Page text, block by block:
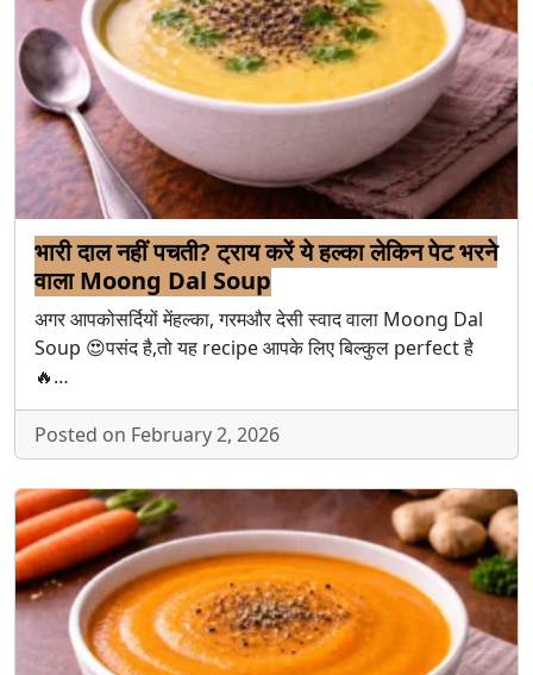
भारी दाल नहीं पचती? ट्राय करें ये हल्का लेकिन पेट भरने
वाला Moong Dal Soup
अगर आपकोसर्दियों मेंहल्का, गरमऔर देसी स्वाद वाला Moong Dal
Soup 😍पसंद है,तो यह recipe आपके लिए बिल्कुल perfect है
🔥…
Posted on February 2, 2026